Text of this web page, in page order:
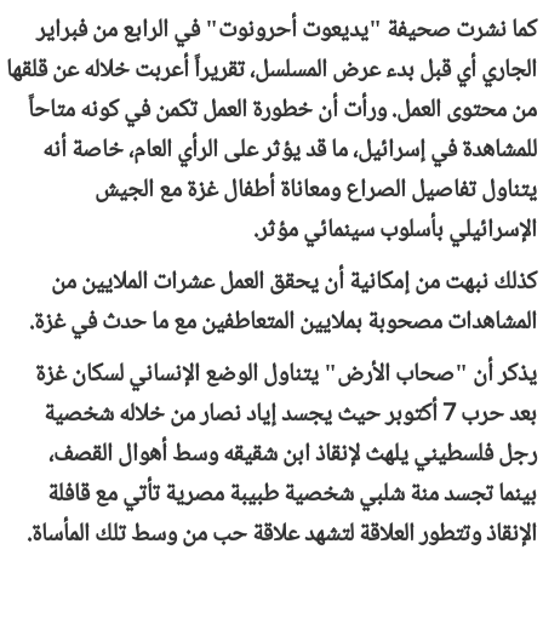
كما نشرت صحيفة "يديعوت أحرونوت" في الرابع من فبراير
الجاري أي قبل بدء عرض المسلسل، تقريراً أعربت خلاله عن قلقها
من محتوى العمل. ورأت أن خطورة العمل تكمن في كونه متاحاً
للمشاهدة في إسرائيل، ما قد يؤثر على الرأي العام، خاصة أنه
يتناول تفاصيل الصراع ومعاناة أطفال غزة مع الجيش
الإسرائيلي بأسلوب سينمائي مؤثر.
كذلك نبهت من إمكانية أن يحقق العمل عشرات الملايين من
المشاهدات مصحوبة بملايين المتعاطفين مع ما حدث في غزة.
يذكر أن "صحاب الأرض" يتناول الوضع الإنساني لسكان غزة
بعد حرب 7 أكتوبر حيث يجسد إياد نصار من خلاله شخصية
رجل فلسطيني يلهث لإنقاذ ابن شقيقه وسط أهوال القصف،
بينما تجسد منة شلبي شخصية طبيبة مصرية تأتي مع قافلة
الإنقاذ وتتطور العلاقة لتشهد علاقة حب من وسط تلك المأساة.